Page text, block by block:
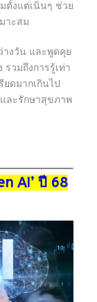
ตั้งแต่เนิ่นๆ ช่วย
าะสม
างวัน และพูดคุย
วมถึงการรู้เท่า
ดมากเกินไป
ละรักษาสุขภาพ
AI’ ปี 68